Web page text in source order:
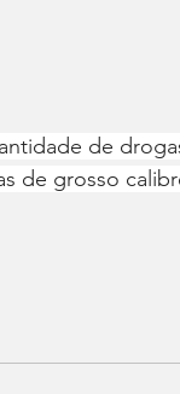
de
de grosso